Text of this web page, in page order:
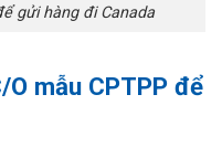
gửi hàng đi Canada
mẫu CPTPP để